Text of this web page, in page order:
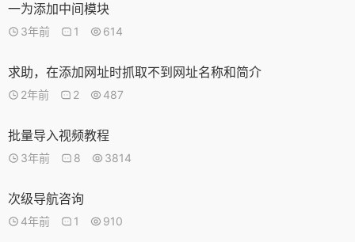
一为添加中间模块
3年前 1 614
求助，在添加网址时抓取不到网址名称和简介
2年前 2 487
批量导入视频教程
3年前 8 3814
次级导航咨询
4年前 1 910